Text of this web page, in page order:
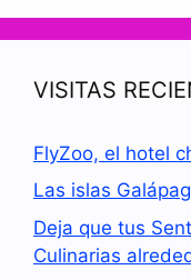
VISITAS
FlyZoo, el hotel
Las islas
Deja que tus
Culinarias